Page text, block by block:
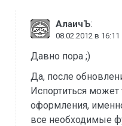
АлаичЪ:
08.02.2012 в 16:11
Давно пора ;)
Да, после
Испортиться
оформления,
все необходимые